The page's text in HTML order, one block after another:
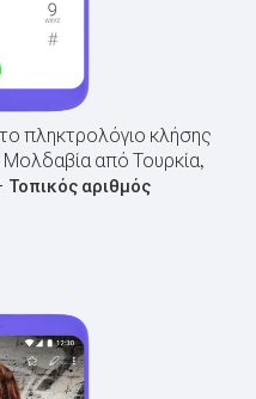
πληκτρολόγιο κλήσης
Μολδαβία από Τουρκία,
Τοπικός αριθμός